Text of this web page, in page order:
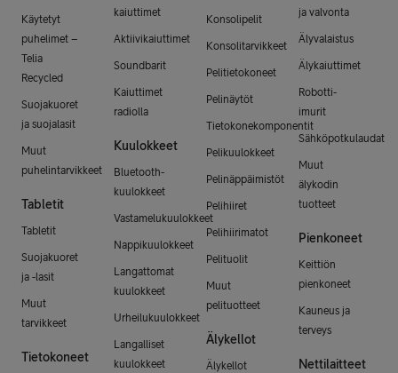
Käytetyt
puhelimet –
Telia
Recycled
Suojakuoret
ja suojalasit
Muut
puhelintarvikkeet
Tabletit
Tabletit
Suojakuoret
ja -lasit
Muut
tarvikkeet
Tietokoneet
kaiuttimet
Aktiivikaiuttimet
Soundbarit
Kaiuttimet
radiolla
Kuulokkeet
Bluetooth-
kuulokkeet
Vastamelukuulokkeet
Nappikuulokkeet
Langattomat
kuulokkeet
Urheilukuulokkeet
Langalliset
kuulokkeet
Konsolipelit
Konsolitarvikkeet
Pelitietokoneet
Pelinäytöt
Tietokonekomponentit
Pelikuulokkeet
Pelinäppäimistöt
Pelihiiret
Pelihiirimatot
Pelituolit
Muut
pelituotteet
Älykellot
Älykellot
ja valvonta
Älyvalaistus
Älykaiuttimet
Robotti-
imurit
Sähköpotkulaudat
Muut
älykodin
tuotteet
Pienkoneet
Keittiön
pienkoneet
Kauneus ja
terveys
Nettilaitteet